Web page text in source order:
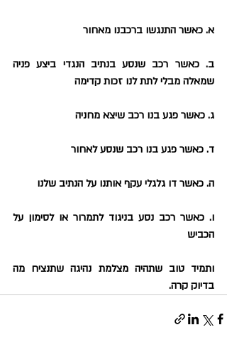
א. כאשר התנגשו ברכבנו מאחור
שמאלה מבלי לתת לנו זכות קדימה
ג. כאשר פגע בנו רכב שיצא מחניה
ד. כאשר פגע בנו רכב שנסע לאחור
ה. כאשר דו גלגלי עקף אותנו על הנתיב שלנו
הכביש
בדיוק קרה.